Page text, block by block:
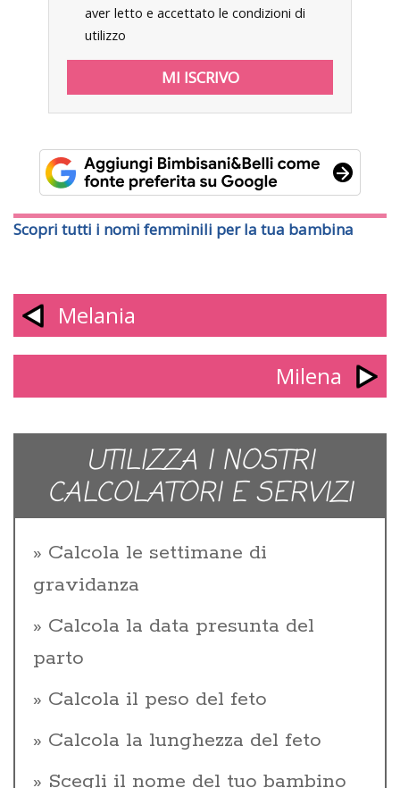
aver letto e accettato le condizioni di
utilizzo
Scopri tutti i nomi femminili per la tua bambina
Melania
Milena
UTILIZZA I NOSTRI
CALCOLATORI E SERVIZI
Calcola le settimane di
gravidanza
Calcola la data presunta del
parto
Calcola il peso del feto
Calcola la lunghezza del feto
Scegli il nome del tuo bambino